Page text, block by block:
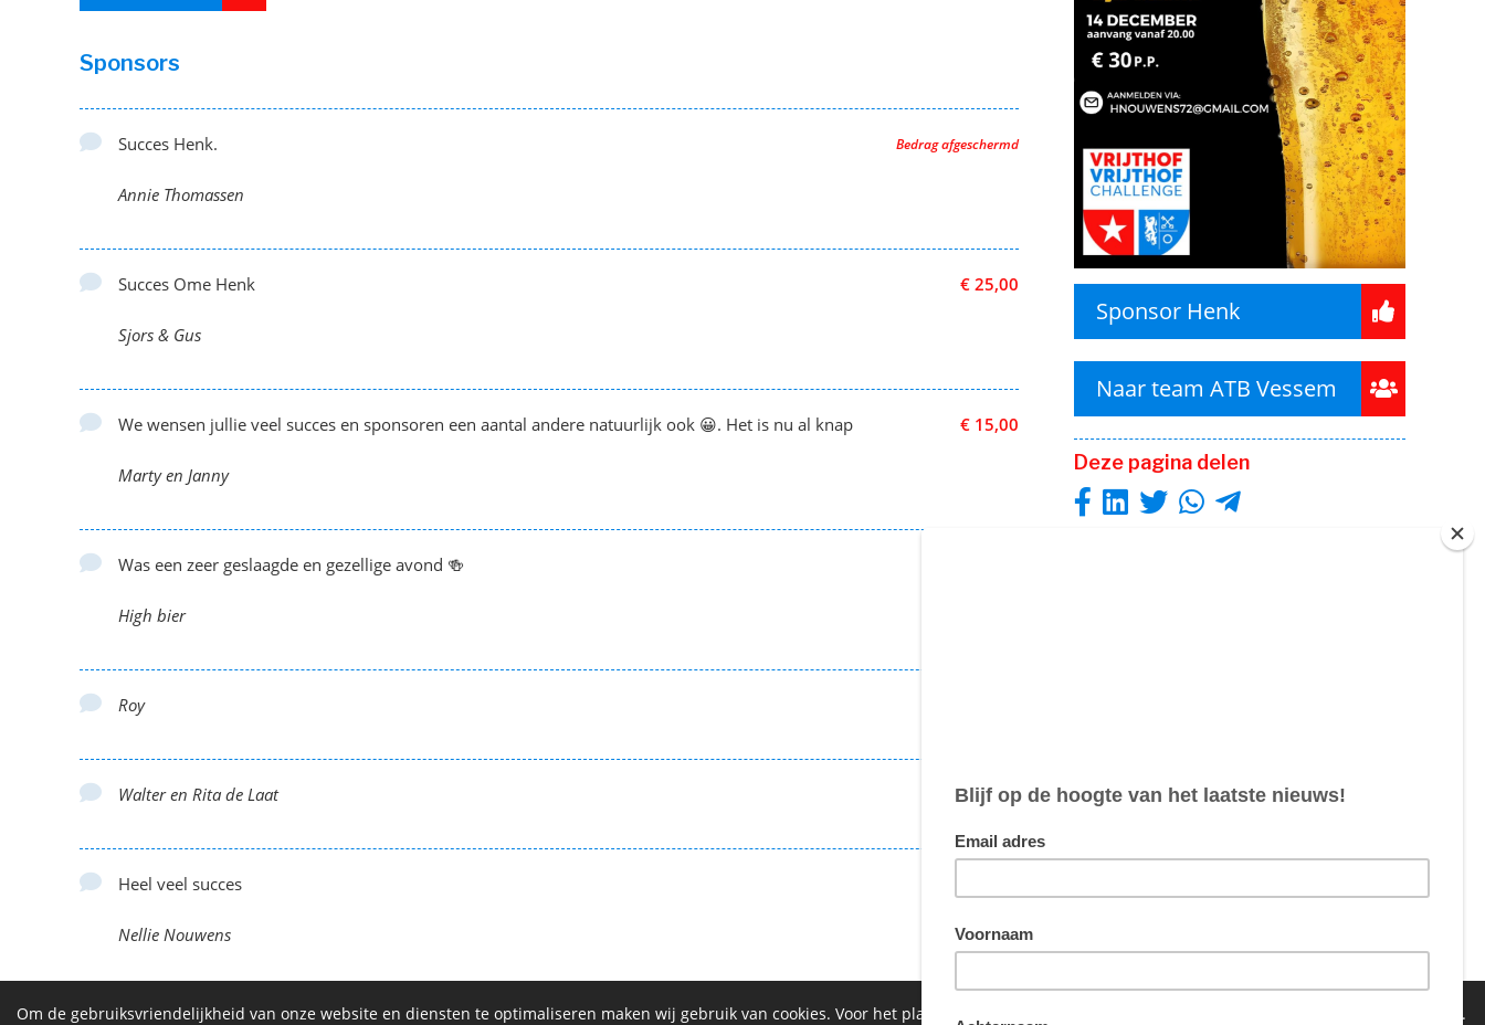
Sponsor Henk
Naar team ATB Vessem
Deze pagina delen
Sponsors
Bedrag afgeschermd
Succes Henk.
Annie Thomassen
€ 25,00
Succes Ome Henk
Sjors & Gus
€ 15,00
We wensen jullie veel succes en sponsoren een aantal andere natuurlijk ook 😀. Het is nu al knap
Marty en Janny
Was een zeer geslaagde en gezellige avond 🍻
High bier
Roy
€ 25,00
Walter en Rita de Laat
Heel veel succes
Nellie Nouwens
Om de gebruiksvriendelijkheid van onze website en diensten te optimaliseren maken wij gebruik van cookies. Voor het plaatsen van sommige cookies hebben we echter wel je toestemming nodig.